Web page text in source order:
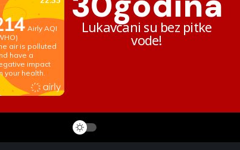
Lukavčani su bez pitke
vode!